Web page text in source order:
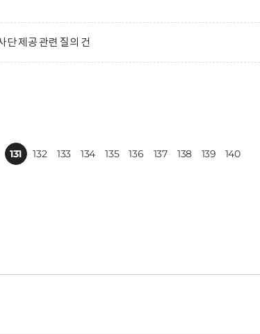
단 제공 관련 질의 건
131 132 133 134 135 136 137 138 139 140